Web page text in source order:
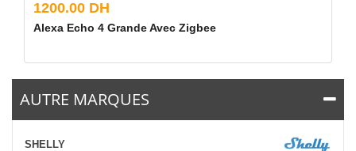
1200.00 DH
Alexa Echo 4 Grande Avec Zigbee
AUTRE MARQUES
SHELLY